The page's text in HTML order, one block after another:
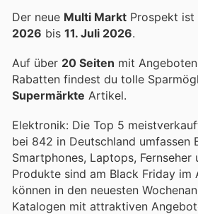
Der neue Multi Markt Prospekt
2026 bis 11. Juli 2026.
Auf über 20 Seiten mit
Rabatten findest du tolle
Supermärkte Artikel.
Elektronik: Die Top 5
bei 842 in Deutschland umfassen
Smartphones, Laptops, Fernseher
Produkte sind am Black Friday im
können in den neuesten
Katalogen mit attraktiven